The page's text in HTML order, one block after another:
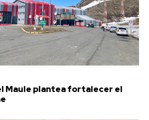
Maule plantea fortalecer el